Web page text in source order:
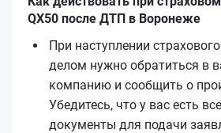
QX50 после ДТП в Воронеже
При наступлении
делом нужно обратиться в
компанию и сообщить о
Убедитесь, что у вас есть
документы для подачи